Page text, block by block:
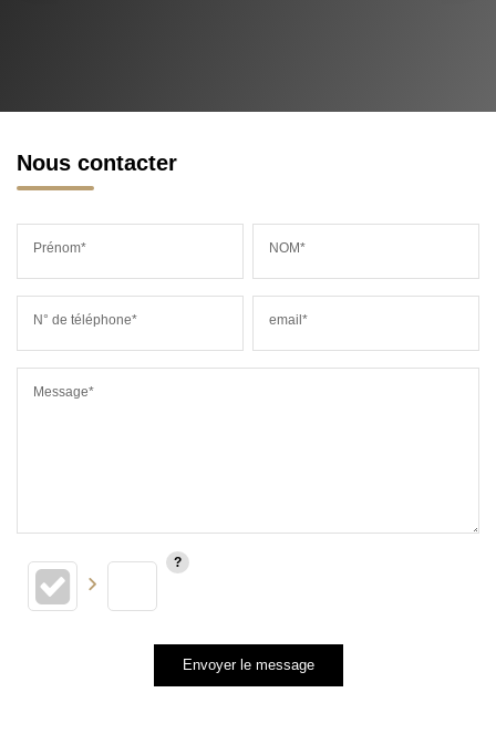
Nous contacter
Prénom* NOM*
N° de téléphone* email*
Message*
Envoyer le message